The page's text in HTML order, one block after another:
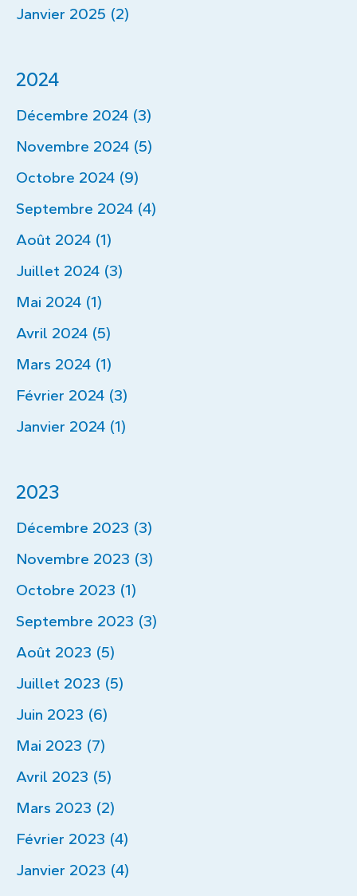
Janvier 2025 (2)
2024
Décembre 2024 (3)
Novembre 2024 (5)
Octobre 2024 (9)
Septembre 2024 (4)
Août 2024 (1)
Juillet 2024 (3)
Mai 2024 (1)
Avril 2024 (5)
Mars 2024 (1)
Février 2024 (3)
Janvier 2024 (1)
2023
Décembre 2023 (3)
Novembre 2023 (3)
Octobre 2023 (1)
Septembre 2023 (3)
Août 2023 (5)
Juillet 2023 (5)
Juin 2023 (6)
Mai 2023 (7)
Avril 2023 (5)
Mars 2023 (2)
Février 2023 (4)
Janvier 2023 (4)